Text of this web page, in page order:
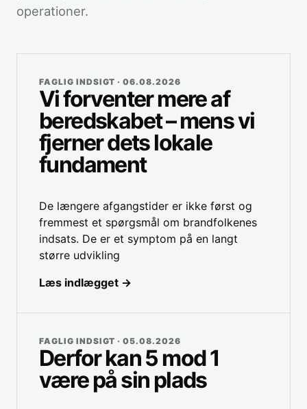
operationer.
FAGLIG INDSIGT · 06.08.2026
Vi forventer mere af
beredskabet – mens vi
fjerner dets lokale
fundament
De længere afgangstider er ikke først og
fremmest et spørgsmål om brandfolkenes
indsats. De er et symptom på en langt
større udvikling
Læs indlægget →
FAGLIG INDSIGT · 05.08.2026
Derfor kan 5 mod 1
være på sin plads